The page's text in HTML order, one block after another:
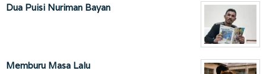
Dua Puisi Nuriman Bayan
Memburu Masa Lalu